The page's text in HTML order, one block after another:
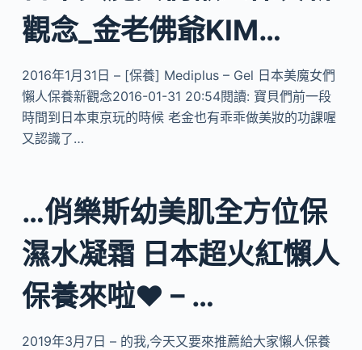
觀念_金老佛爺KIM…
2016年1月31日 – [保養] Mediplus – Gel 日本美魔女們
懶人保養新觀念2016-01-31 20:54閱讀: 寶貝們前一段
時間到日本東京玩的時候 老金也有乖乖做美妝的功課喔
又認識了…
…俏樂斯幼美肌全方位保
濕水凝霜 日本超火紅懶人
保養來啦❤ – …
2019年3月7日 – 的我,今天又要來推薦給大家懶人保養